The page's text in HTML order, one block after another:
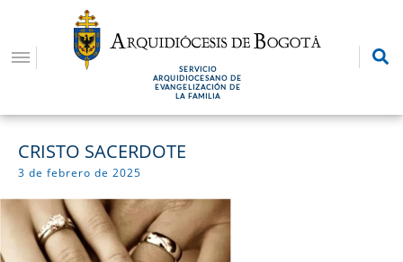
contenido
SERVICIO
ARQUIDIOCESANO DE
EVANGELIZACIÓN DE
LA FAMILIA
CRISTO SACERDOTE
3 de febrero de 2025